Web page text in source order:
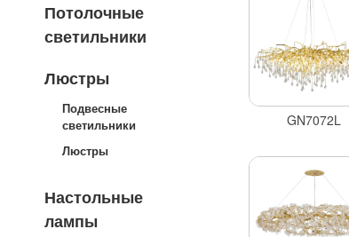
Потолочные
светильники
Люстры
Подвесные
светильники
Люстры
Настольные
лампы
GN7072L